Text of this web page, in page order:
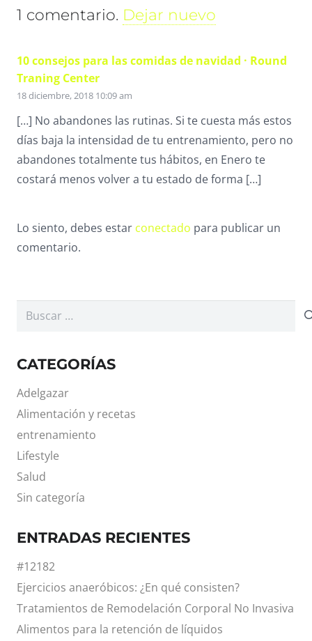
1 comentario. Dejar nuevo
10 consejos para las comidas de navidad · Round
Traning Center
18 diciembre, 2018 10:09 am
[…] No abandones las rutinas. Si te cuesta más estos
días baja la intensidad de tu entrenamiento, pero no
abandones totalmente tus hábitos, en Enero te
costará menos volver a tu estado de forma […]
Lo siento, debes estar conectado para publicar un
comentario.
Buscar:
CATEGORÍAS
Adelgazar
Alimentación y recetas
entrenamiento
Lifestyle
Salud
Sin categoría
ENTRADAS RECIENTES
#12182
Ejercicios anaeróbicos: ¿En qué consisten?
Tratamientos de Remodelación Corporal No Invasiva
Alimentos para la retención de líquidos